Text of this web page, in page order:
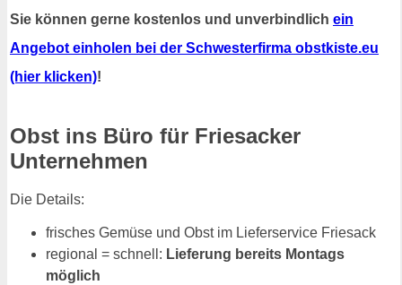
Sie können gerne kostenlos und unverbindlich ein
Angebot einholen bei der Schwesterfirma obstkiste.eu
(hier klicken)!
Obst ins Büro für Friesacker
Unternehmen
Die Details:
frisches Gemüse und Obst im Lieferservice Friesack
regional = schnell: Lieferung bereits Montags
möglich